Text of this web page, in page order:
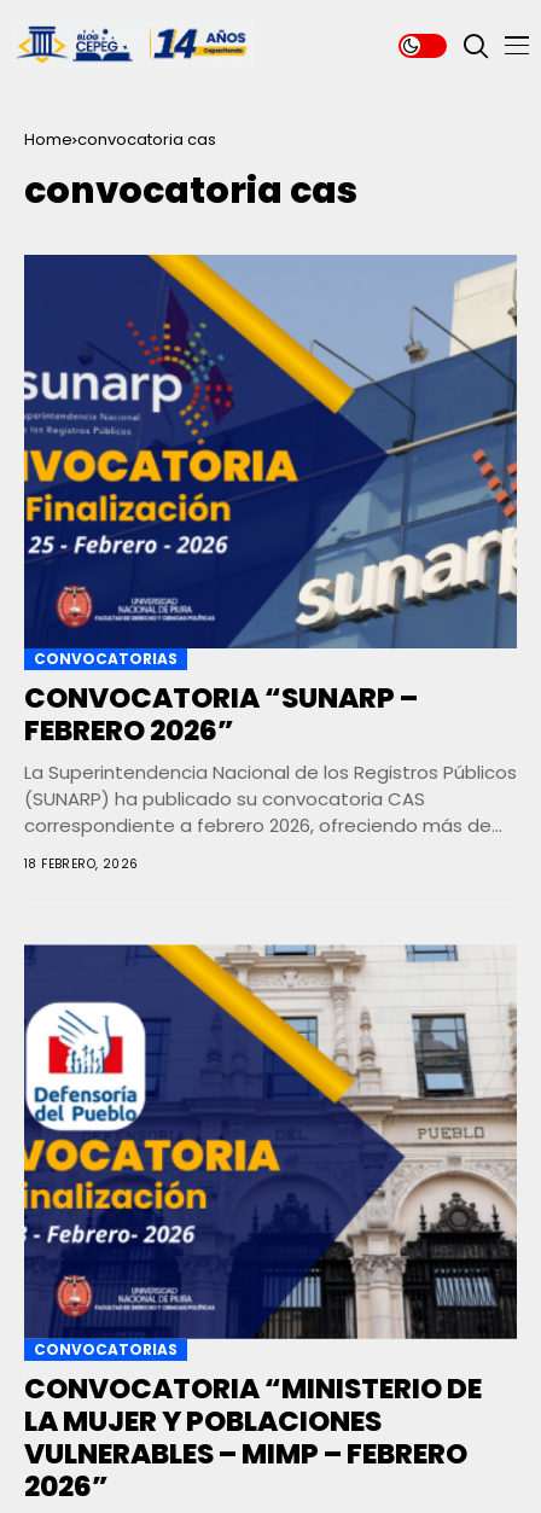
Home convocatoria cas
convocatoria cas
CONVOCATORIAS
CONVOCATORIA “SUNARP –
FEBRERO 2026”
La Superintendencia Nacional de los Registros Públicos
(SUNARP) ha publicado su convocatoria CAS
correspondiente a febrero 2026, ofreciendo más de
70 plazas en...
18 FEBRERO, 2026
CONVOCATORIAS
CONVOCATORIA “MINISTERIO DE
LA MUJER Y POBLACIONES
VULNERABLES – MIMP – FEBRERO
2026”